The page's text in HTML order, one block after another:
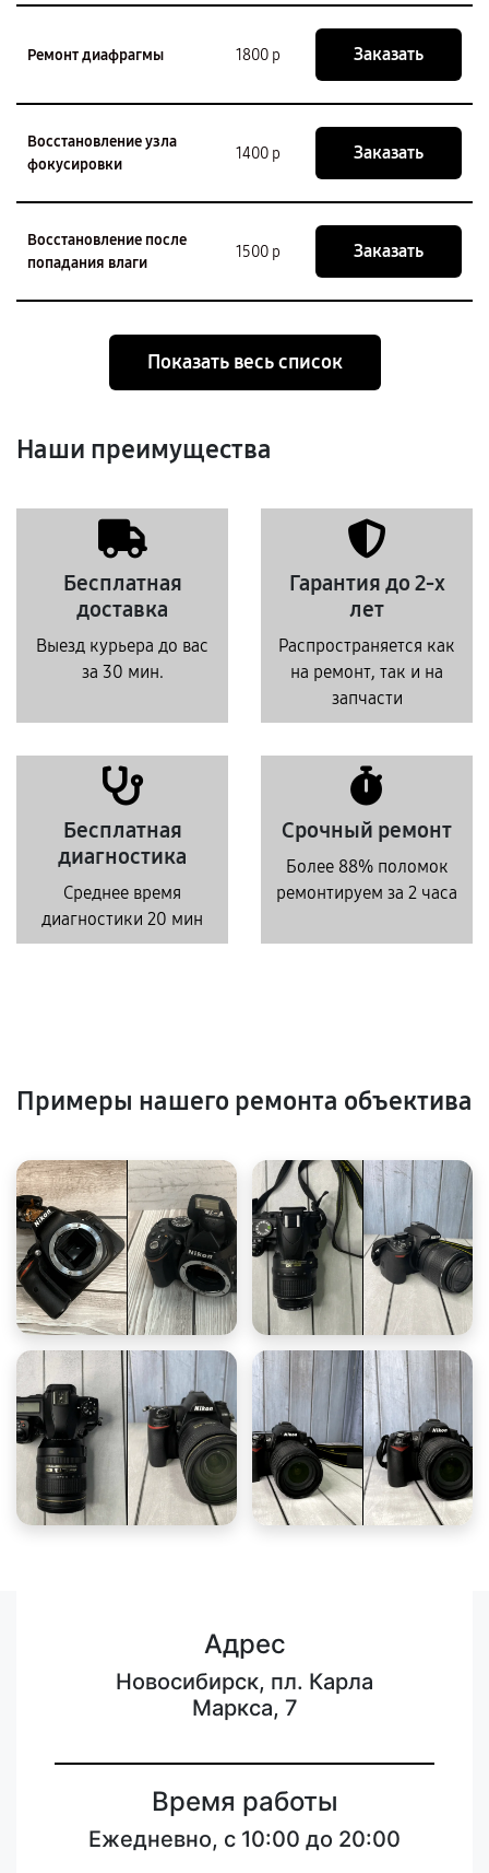
Ремонт диафрагмы 1800 р Заказать
Восстановление узла
фокусировки
1400 р Заказать
Восстановление после
попадания влаги
1500 р Заказать
Показать весь список
Наши преимущества
Бесплатная
доставка
Выезд курьера до вас
за 30 мин.
Гарантия до 2-х
лет
Распространяется как
на ремонт, так и на
запчасти
Бесплатная
диагностика
Среднее время
диагностики 20 мин
Срочный ремонт
Более 88% поломок
ремонтируем за 2 часа
Примеры нашего ремонта объектива
Адрес
Новосибирск, пл. Карла
Маркса, 7
Время работы
Ежедневно, с 10:00 до 20:00